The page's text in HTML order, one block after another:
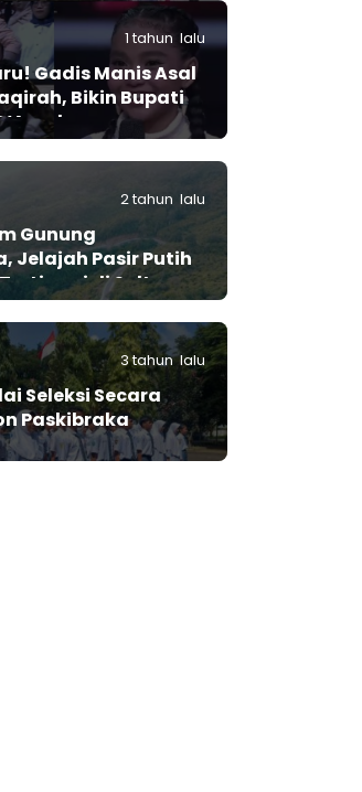
1 tahun lalu
Gadis Manis Asal
Bikin Bupati
2 tahun lalu
Gunung
Jelajah Pasir Putih
di Sulteng
3 tahun lalu
Seleksi Secara
Paskibraka